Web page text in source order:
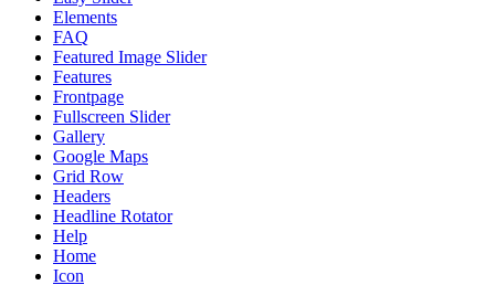
Elements
FAQ
Featured Image Slider
Features
Frontpage
Fullscreen Slider
Gallery
Google Maps
Grid Row
Headers
Headline Rotator
Help
Home
Icon